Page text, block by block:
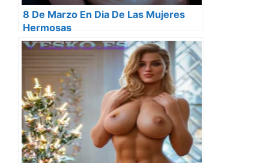
8 De Marzo En Dia De Las Mujeres
Hermosas